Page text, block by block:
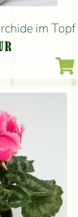
im Topf